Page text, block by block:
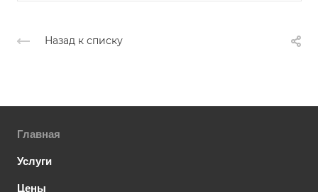
Назад к списку
Главная
Услуги
Цены